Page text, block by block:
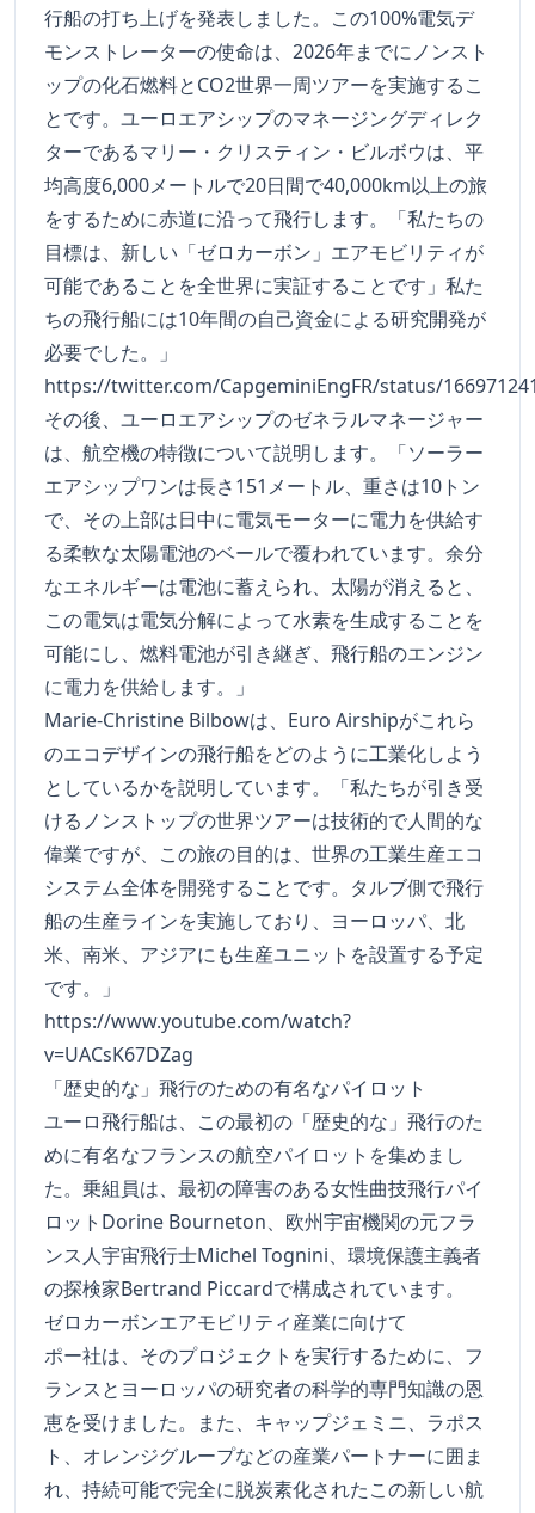
行船の打ち上げを発表しました。この100%電気デ
モンストレーターの使命は、2026年までにノンスト
ップの化石燃料とCO2世界一周ツアーを実施するこ
とです。ユーロエアシップのマネージングディレク
ターであるマリー・クリスティン・ビルボウは、平
均高度6,000メートルで20日間で40,000km以上の旅
をするために赤道に沿って飛行します。「私たちの
目標は、新しい「ゼロカーボン」エアモビリティが
可能であることを全世界に実証することです」私た
ちの飛行船には10年間の自己資金による研究開発が
必要でした。」
https://twitter.com/CapgeminiEngFR/status/
その後、ユーロエアシップのゼネラルマネージャー
は、航空機の特徴について説明します。「ソーラー
エアシップワンは長さ151メートル、重さは10トン
で、その上部は日中に電気モーターに電力を供給す
る柔軟な太陽電池のベールで覆われています。余分
なエネルギーは電池に蓄えられ、太陽が消えると、
この電気は電気分解によって水素を生成することを
可能にし、燃料電池が引き継ぎ、飛行船のエンジン
に電力を供給します。」
Marie-Christine Bilbowは、Euro Airshipがこれら
のエコデザインの飛行船をどのように工業化しよう
としているかを説明しています。「私たちが引き受
けるノンストップの世界ツアーは技術的で人間的な
偉業ですが、この旅の目的は、世界の工業生産エコ
システム全体を開発することです。タルブ側で飛行
船の生産ラインを実施しており、ヨーロッパ、北
米、南米、アジアにも生産ユニットを設置する予定
です。」
https://www.youtube.com/watch?
v=UACsK67DZag
「歴史的な」飛行のための有名なパイロット
ユーロ飛行船は、この最初の「歴史的な」飛行のた
めに有名なフランスの航空パイロットを集めまし
た。乗組員は、最初の障害のある女性曲技飛行パイ
ロットDorine Bourneton、欧州宇宙機関の元フラ
ンス人宇宙飛行士Michel Tognini、環境保護主義者
の探検家Bertrand Piccardで構成されています。
ゼロカーボンエアモビリティ産業に向けて
ポー社は、そのプロジェクトを実行するために、フ
ランスとヨーロッパの研究者の科学的専門知識の恩
恵を受けました。また、キャップジェミニ、ラポス
ト、オレンジグループなどの産業パートナーに囲ま
れ、持続可能で完全に脱炭素化されたこの新しい航